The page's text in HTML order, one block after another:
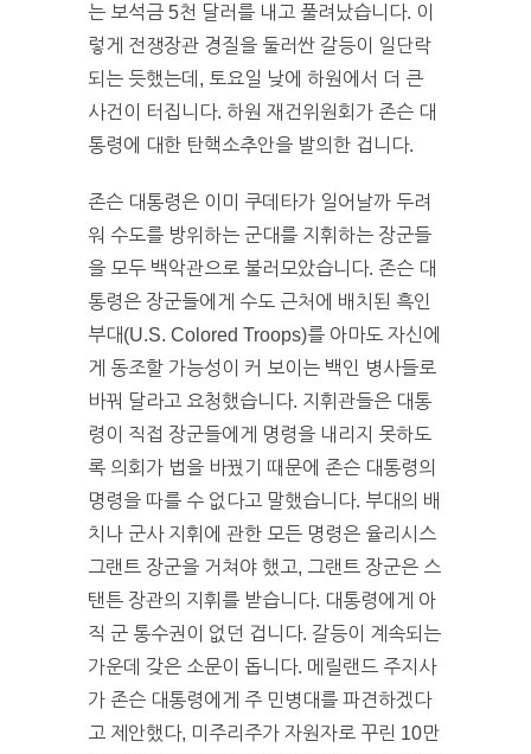
는 보석금 5천 달러를 내고 풀려났습니다. 이
렇게 전쟁장관 경질을 둘러싼 갈등이 일단락
되는 듯했는데, 토요일 낮에 하원에서 더 큰
사건이 터집니다. 하원 재건위원회가 존슨 대
통령에 대한 탄핵소추안을 발의한 겁니다.
존슨 대통령은 이미 쿠데타가 일어날까 두려
워 수도를 방위하는 군대를 지휘하는 장군들
을 모두 백악관으로 불러모았습니다. 존슨 대
통령은 장군들에게 수도 근처에 배치된 흑인
부대(U.S. Colored Troops)를 아마도 자신에
게 동조할 가능성이 커 보이는 백인 병사들로
바꿔 달라고 요청했습니다. 지휘관들은 대통
령이 직접 장군들에게 명령을 내리지 못하도
록 의회가 법을 바꿨기 때문에 존슨 대통령의
명령을 따를 수 없다고 말했습니다. 부대의 배
치나 군사 지휘에 관한 모든 명령은 율리시스
그랜트 장군을 거쳐야 했고, 그랜트 장군은 스
탠튼 장관의 지휘를 받습니다. 대통령에게 아
직 군 통수권이 없던 겁니다. 갈등이 계속되는
가운데 갖은 소문이 돕니다. 메릴랜드 주지사
가 존슨 대통령에게 주 민병대를 파견하겠다
고 제안했다, 미주리주가 자원자로 꾸린 10만